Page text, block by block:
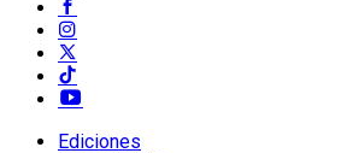
Ediciones